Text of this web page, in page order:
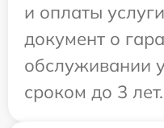
и оплаты
документ о
обслуживании
сроком до 3 лет.